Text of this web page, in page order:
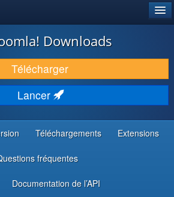
Downloads
Télécharger
Lancer
Téléchargements Extensions
fréquentes
Documentation de l’API